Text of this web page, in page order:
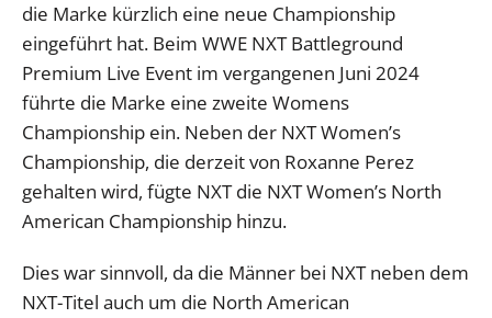
die Marke kürzlich eine neue Championship
eingeführt hat. Beim WWE NXT Battleground
Premium Live Event im vergangenen Juni 2024
führte die Marke eine zweite Womens
Championship ein. Neben der NXT Women’s
Championship, die derzeit von Roxanne Perez
gehalten wird, fügte NXT die NXT Women’s North
American Championship hinzu.
Dies war sinnvoll, da die Männer bei NXT neben dem
NXT-Titel auch um die North American